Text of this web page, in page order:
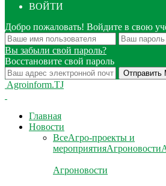
ВОЙТИ
Добро пожаловать! Войдите в свою
Вы забыли свой пароль?
Восстановите свой пароль
Agroinform.TJ
Главная
Новости
ВсеАгро-проекты и
мероприятияАгроновости
Агроновости